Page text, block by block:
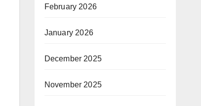
February 2026
January 2026
December 2025
November 2025